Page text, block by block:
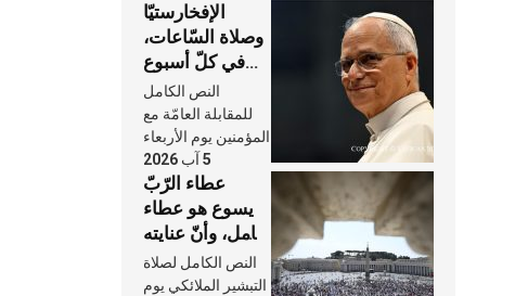
الإفخارستيّا
وصلاة السّاعات،
في كلّ أسبوع
وكلّ يوم، هما
النَّفَس في حياة
الكنيسة
النص الكامل
للمقابلة العامّة مع
المؤمنين يوم الأربعاء
5 آب 2026
عطاء الرّبّ
يسوع هو عطاء
شامل، وأنّ عنايته
بنا لا تغيب عنّا
أبدًا
النص الكامل لصلاة
التبشير الملائكي يوم